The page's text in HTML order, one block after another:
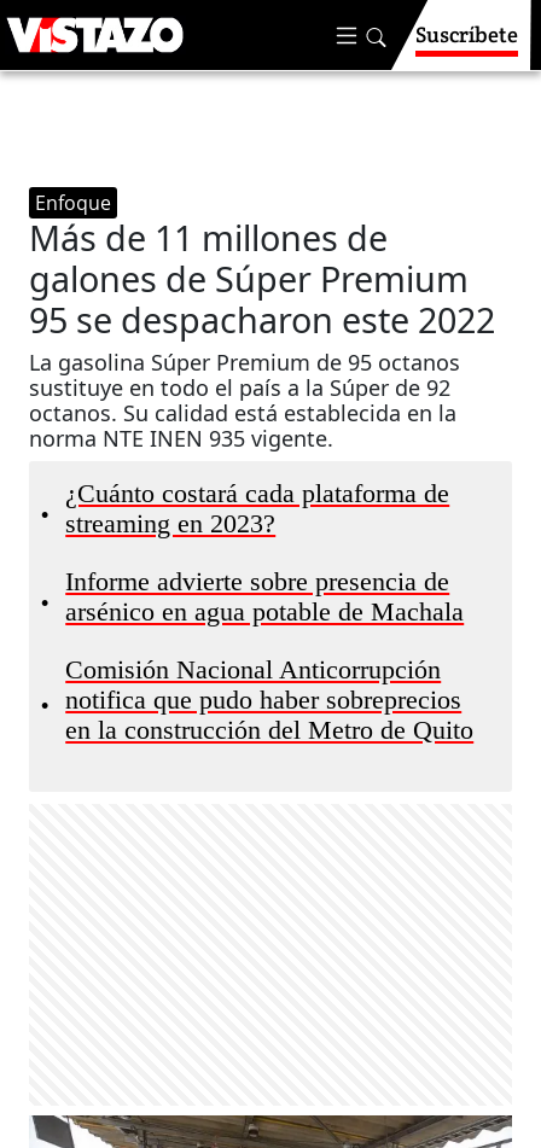
Suscríbete
Enfoque
Más de 11 millones de
galones de Súper Premium
95 se despacharon este 2022
La gasolina Súper Premium de 95 octanos
sustituye en todo el país a la Súper de 92
octanos. Su calidad está establecida en la
norma NTE INEN 935 vigente.
•
¿Cuánto costará cada plataforma de
streaming en 2023?
•
Informe advierte sobre presencia de
arsénico en agua potable de Machala
•
Comisión Nacional Anticorrupción
notifica que pudo haber sobreprecios
en la construcción del Metro de Quito